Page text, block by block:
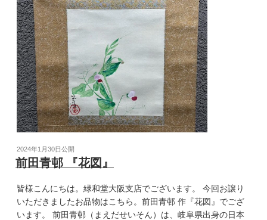
2024年1月30日公開
前田青邨 『花図』
皆様こんにちは。緑和堂大阪支店でございます。 今回お譲り
いただきましたお品物はこちら。前田青邨 作『花図』でござ
います。 前田青邨（まえだせいそん）は、岐阜県出身の日本